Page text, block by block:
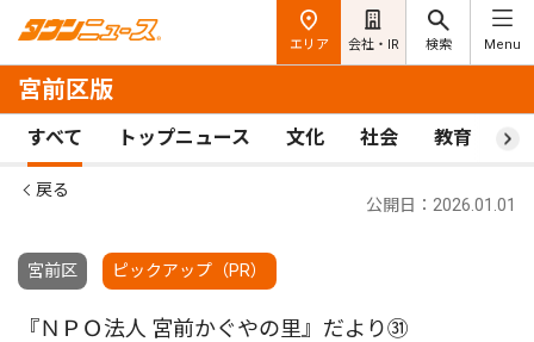
エリア 会社・IR 検索 Menu
宮前区版
すべて トップニュース 文化 社会 教育 ス
戻る
宮前区 ピックアップ（PR）
公開日：2026.01.01
『ＮＰＯ法人 宮前かぐやの里』だより㉛